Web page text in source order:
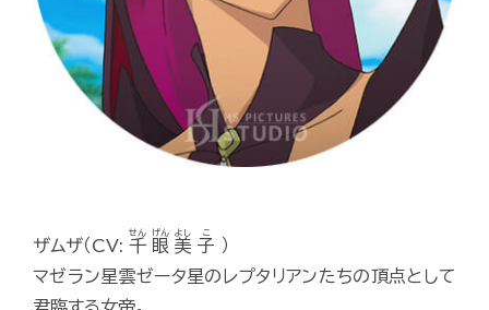
ザムザ（CV: 千
せん
眼
げん
美
よし
子
こ
）
マゼラン星雲ゼータ星のレプタリアンたちの頂点として